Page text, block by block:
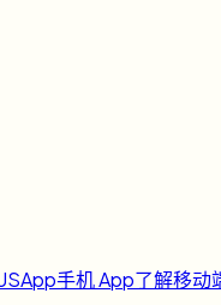
App手机 App了解移动